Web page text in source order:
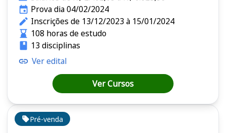
Pré-venda
Prova dia 04/02/2024
Inscrições de 13/12/2023 à 15/01/2024
108 horas de estudo
13 disciplinas
Ver edital
Ver Cursos